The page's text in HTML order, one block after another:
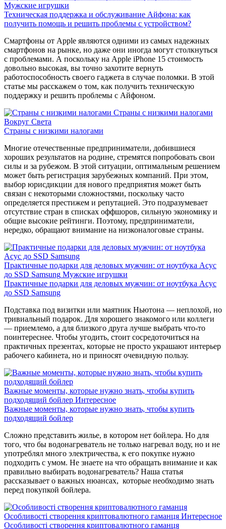
Мужские игрушки
Техническая поддержка и обслуживание Айфона: как
получить помощь и решить проблемы с устройством?
Смартфоны от Apple являются одними из самых надежных
смартфонов на рынке, но даже они иногда могут столкнуться
с проблемами. А поскольку на Apple iPhone 15 стоимость
довольно высокая, вы точно захотите вернуть
работоспособность своего гаджета в случае поломки. В этой
статье мы расскажем о том, как получить техническую
поддержку и решить проблемы с Айфоном.
Страны с низкими налогами
Вокруг Света
Страны с низкими налогами
Многие отечественные предприниматели, добившиеся
хороших результатов на родине, стремятся попробовать свои
силы и за рубежом. В этой ситуации, оптимальным решением
может быть регистрация зарубежных компаний. При этом,
выбор юрисдикции для нового предприятия может быть
связан с некоторыми сложностями, поскольку часто
определяется престижем и репутацией. Это подразумевает
отсутствие стран в списках оффшоров, сильную экономику и
общие высокие рейтинги. Поэтому, предприниматели,
нередко, обращают внимание на низконалоговые страны.
Практичные подарки для деловых мужчин: от ноутбука Асус
до SSD Samsung Мужские игрушки
Практичные подарки для деловых мужчин: от ноутбука Асус
до SSD Samsung
Подставка под визитки или маятник Ньютона — неплохой, но
тривиальный подарок. Для хорошего знакомого или коллеги
— приемлемо, а для близкого друга лучше выбрать что-то
поинтереснее. Чтобы угодить, стоит сосредоточиться на
практичных презентах, которые не просто украшают интерьер
рабочего кабинета, но и приносят очевидную пользу.
Важные моменты, которые нужно знать, чтобы купить
подходящий бойлер Интересное
Важные моменты, которые нужно знать, чтобы купить
подходящий бойлер
Сложно представить жилье, в котором нет бойлера. Но для
того, что бы водонагреватель не только нагревал воду, но и не
употреблял много электричества, к его покупке нужно
подходить с умом. Не знаете на что обращать внимание и как
правильно выбирать водонагреватель? Наша статья
рассказывает о важных нюансах, которые необходимо знать
перед покупкой бойлера.
Особливості створення криптовалютного гаманця Интересное
Особливості створення криптовалютного гаманця